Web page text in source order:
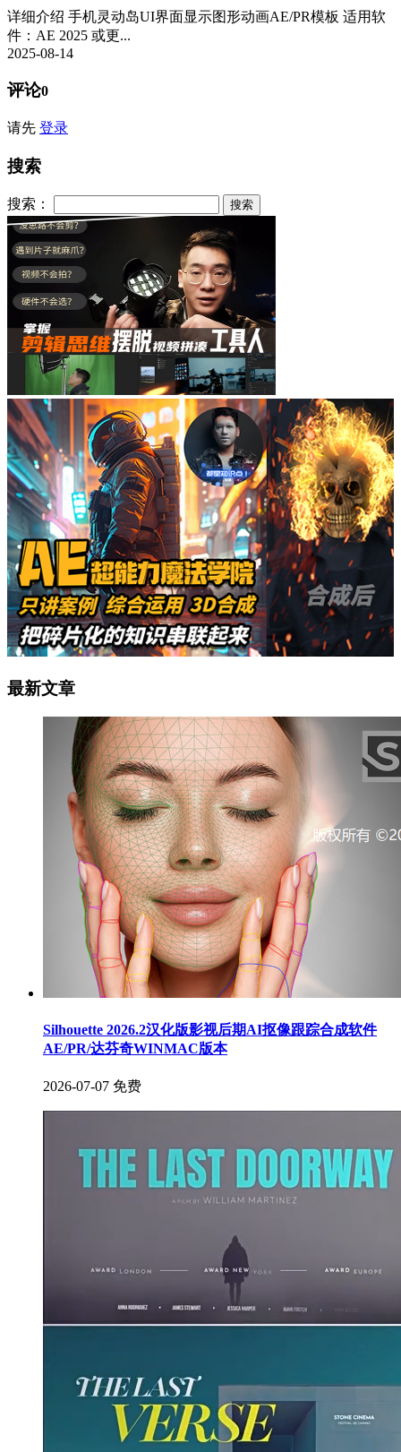
详细介绍 手机灵动岛UI界面显示图形动画AE/PR模板 适用软
件：AE 2025 或更...
2025-08-14
评论0
请先 登录
搜索
搜索：
最新文章
Silhouette 2026.2汉化版影视后期AI抠像跟踪合成软件
AE/PR/达芬奇WINMAC版本
2026-07-07 免费